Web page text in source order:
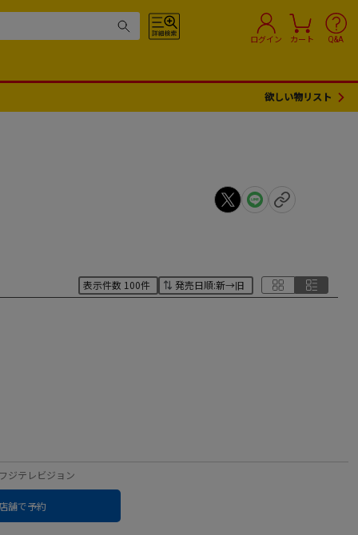
ログイン カート Q&A
欲しい物リスト
ジテレビジョン
店舗で予約